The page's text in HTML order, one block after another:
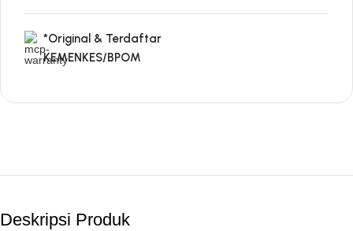
*Original & Terdaftar
KEMENKES/BPOM
Deskripsi Produk